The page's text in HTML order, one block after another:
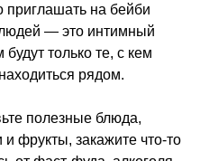
приглашать на бейби
— это интимный
только те, с кем
рядом.
полезные блюда,
фрукты, закажите что-то